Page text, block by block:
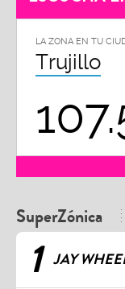
SuperZónica
1 JAY